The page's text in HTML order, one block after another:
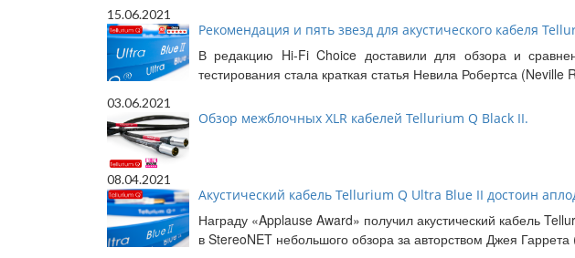
15.06.2021
Рекомендация и пять звезд для акустического кабеля
В редакцию Hi-Fi Choice доставили для обзора и
тестирования стала краткая статья Невила Робертса (Neville
03.06.2021
Обзор межблочных XLR кабелей Tellurium Q Black II.
08.04.2021
Акустический кабель Tellurium Q Ultra Blue II достоин
Награду «Applause Award» получил акустический кабель
в StereoNET небольшого обзора за авторством Джея